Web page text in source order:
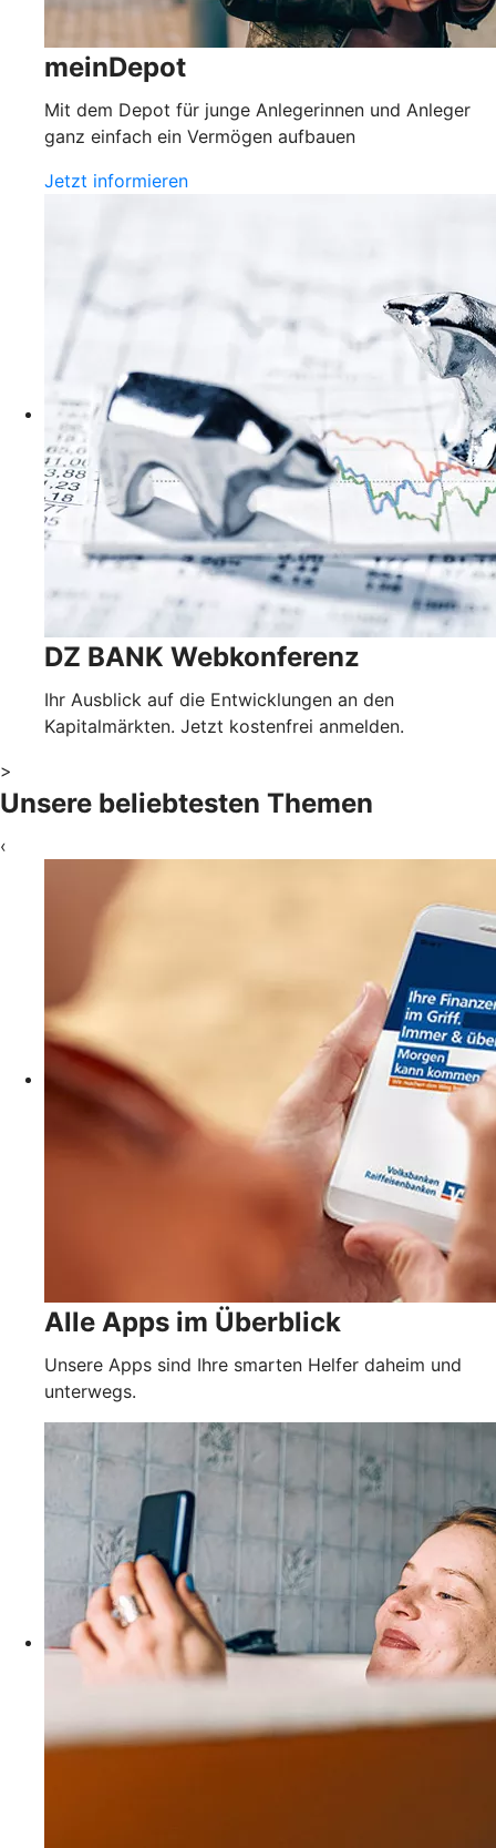
meinDepot
Mit dem Depot für junge Anlegerinnen und Anleger
ganz einfach ein Vermögen aufbauen
Jetzt informieren
DZ BANK Webkonferenz
Ihr Ausblick auf die Entwicklungen an den
Kapitalmärkten. Jetzt kostenfrei anmelden.
>
Unsere beliebtesten Themen
‹
Alle Apps im Überblick
Unsere Apps sind Ihre smarten Helfer daheim und
unterwegs.